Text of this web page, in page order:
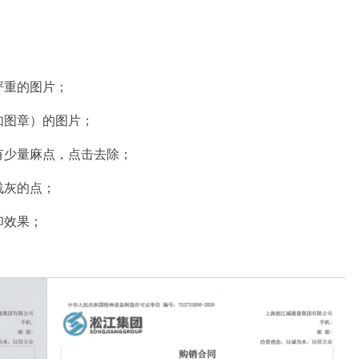
的图片；
章）的图片；
量麻点，点击去除；
的点；
果；